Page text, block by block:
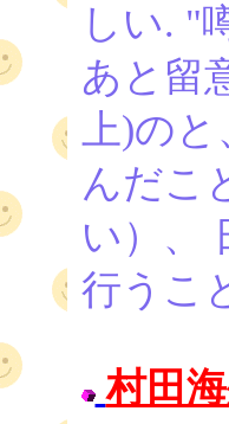
しい. "
あと留
上)の
んだこ
い）、
行うこ
村田